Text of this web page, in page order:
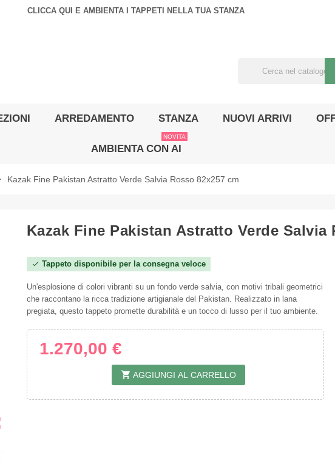
CLICCA QUI E AMBIENTA I TAPPETI NELLA TUA STANZA
ARREDAMENTO STANZA NUOVI ARRIVI
AMBIENTA CON AI
NOVITA
Kazak Fine Pakistan Astratto Verde Salvia Rosso 82x257 cm
Kazak Fine Pakistan Astratto Verde Salvia
check Tappeto disponibile per la consegna veloce
Un'esplosione di colori vibranti su un fondo verde salvia, con motivi tribali geometrici
che raccontano la ricca tradizione artigianale del Pakistan. Realizzato in lana
pregiata, questo tappeto promette durabilità e un tocco di lusso per il tuo ambiente.
1.270,00 €
shopping_cart AGGIUNGI AL CARRELLO